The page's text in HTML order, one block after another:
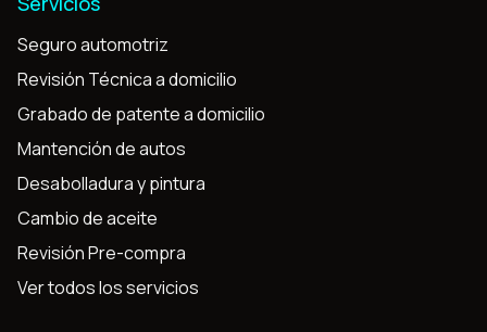
Seguro automotriz
Revisión Técnica a domicilio
Grabado de patente a domicilio
Mantención de autos
Desabolladura y pintura
Cambio de aceite
Revisión Pre-compra
Ver todos los servicios